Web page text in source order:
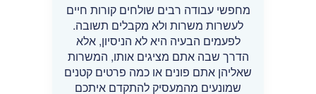
מחפשי עבודה רבים שולחים קורות חיים
לעשרות משרות ולא מקבלים תשובה.
לפעמים הבעיה היא לא הניסיון, אלא
הדרך שבה אתם מציגים אותו, המשרות
שאליהן אתם פונים או כמה פרטים קטנים
שמונעים מהמעסיק להתקדם איתכם